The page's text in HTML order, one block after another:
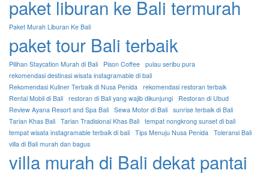
paket liburan ke Bali termurah
Paket Murah Liburan Ke Bali
paket tour Bali terbaik
Pilihan Staycation Murah di Bali Pison Coffee pulau seribu pura
rekomendasi destinasi wisata instagramable di bali
Rekomendasi Kuliner Terbaik di Nusa Penida rekomendasi restoran terbaik
Rental Mobil di Bali restoran di Bali yang wajib dikunjungi
Restoran di Ubud
Review Ayana Resort and Spa Bali Sewa Motor di Bali sunrise terbaik di Bali
Tarian Khas Bali Tarian Tradisional Khas Bali tempat nongkrong sunset di bali
tempat wisata instagramable terbaik di bali Tips Menuju Nusa Penida Toleransi Bali
villa di Bali murah dan bagus
villa murah di Bali dekat pantai